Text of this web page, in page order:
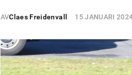
AVClaes Freidenvall 15 JANUARI